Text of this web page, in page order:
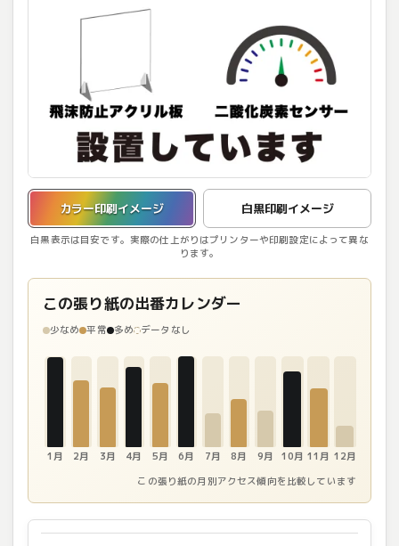
カラー印刷イメージ 白黒印刷イメージ
白黒表示は目安です。実際の仕上がりはプリンターや印刷設定によって異な
ります。
カラー印刷イメージを表示しています。
この張り紙の出番カレンダー
少なめ 平常 多め データなし
1月 2月 3月 4月 5月 6月 7月 8月 9月 10月 11月 12月
この張り紙の月別アクセス傾向を比較しています